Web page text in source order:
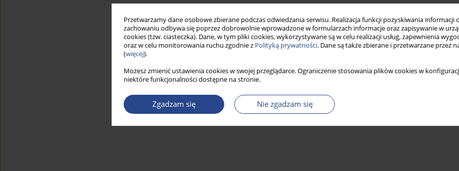
Przetwarzamy dane osobowe zbierane podczas odwiedzania serwisu. Realizacja funkcji pozyskiwania informacji
zachowaniu odbywa się poprzez dobrowolnie wprowadzone w formularzach informacje oraz zapisywanie w
cookies (tzw. ciasteczka). Dane, w tym pliki cookies, wykorzystywane są w celu realizacji usług, zapewnienia
oraz w celu monitorowania ruchu zgodnie z Polityką prywatności. Dane są także zbierane i przetwarzane przez
(więcej).
Możesz zmienić ustawienia cookies w swojej przeglądarce. Ograniczenie stosowania plików cookies w
niektóre funkcjonalności dostępne na stronie.
Zgadzam się Nie zgadzam się